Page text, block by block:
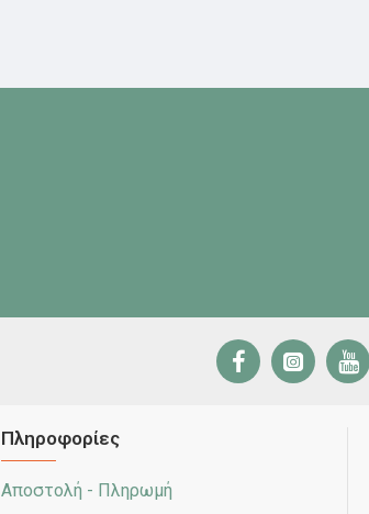
Πληροφορίες
Αποστολή - Πληρωμή